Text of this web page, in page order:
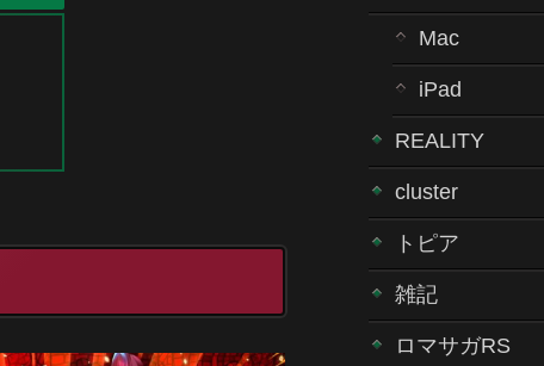
Mac
iPad
REALITY
cluster
トピア
雑記
ロマサガRS